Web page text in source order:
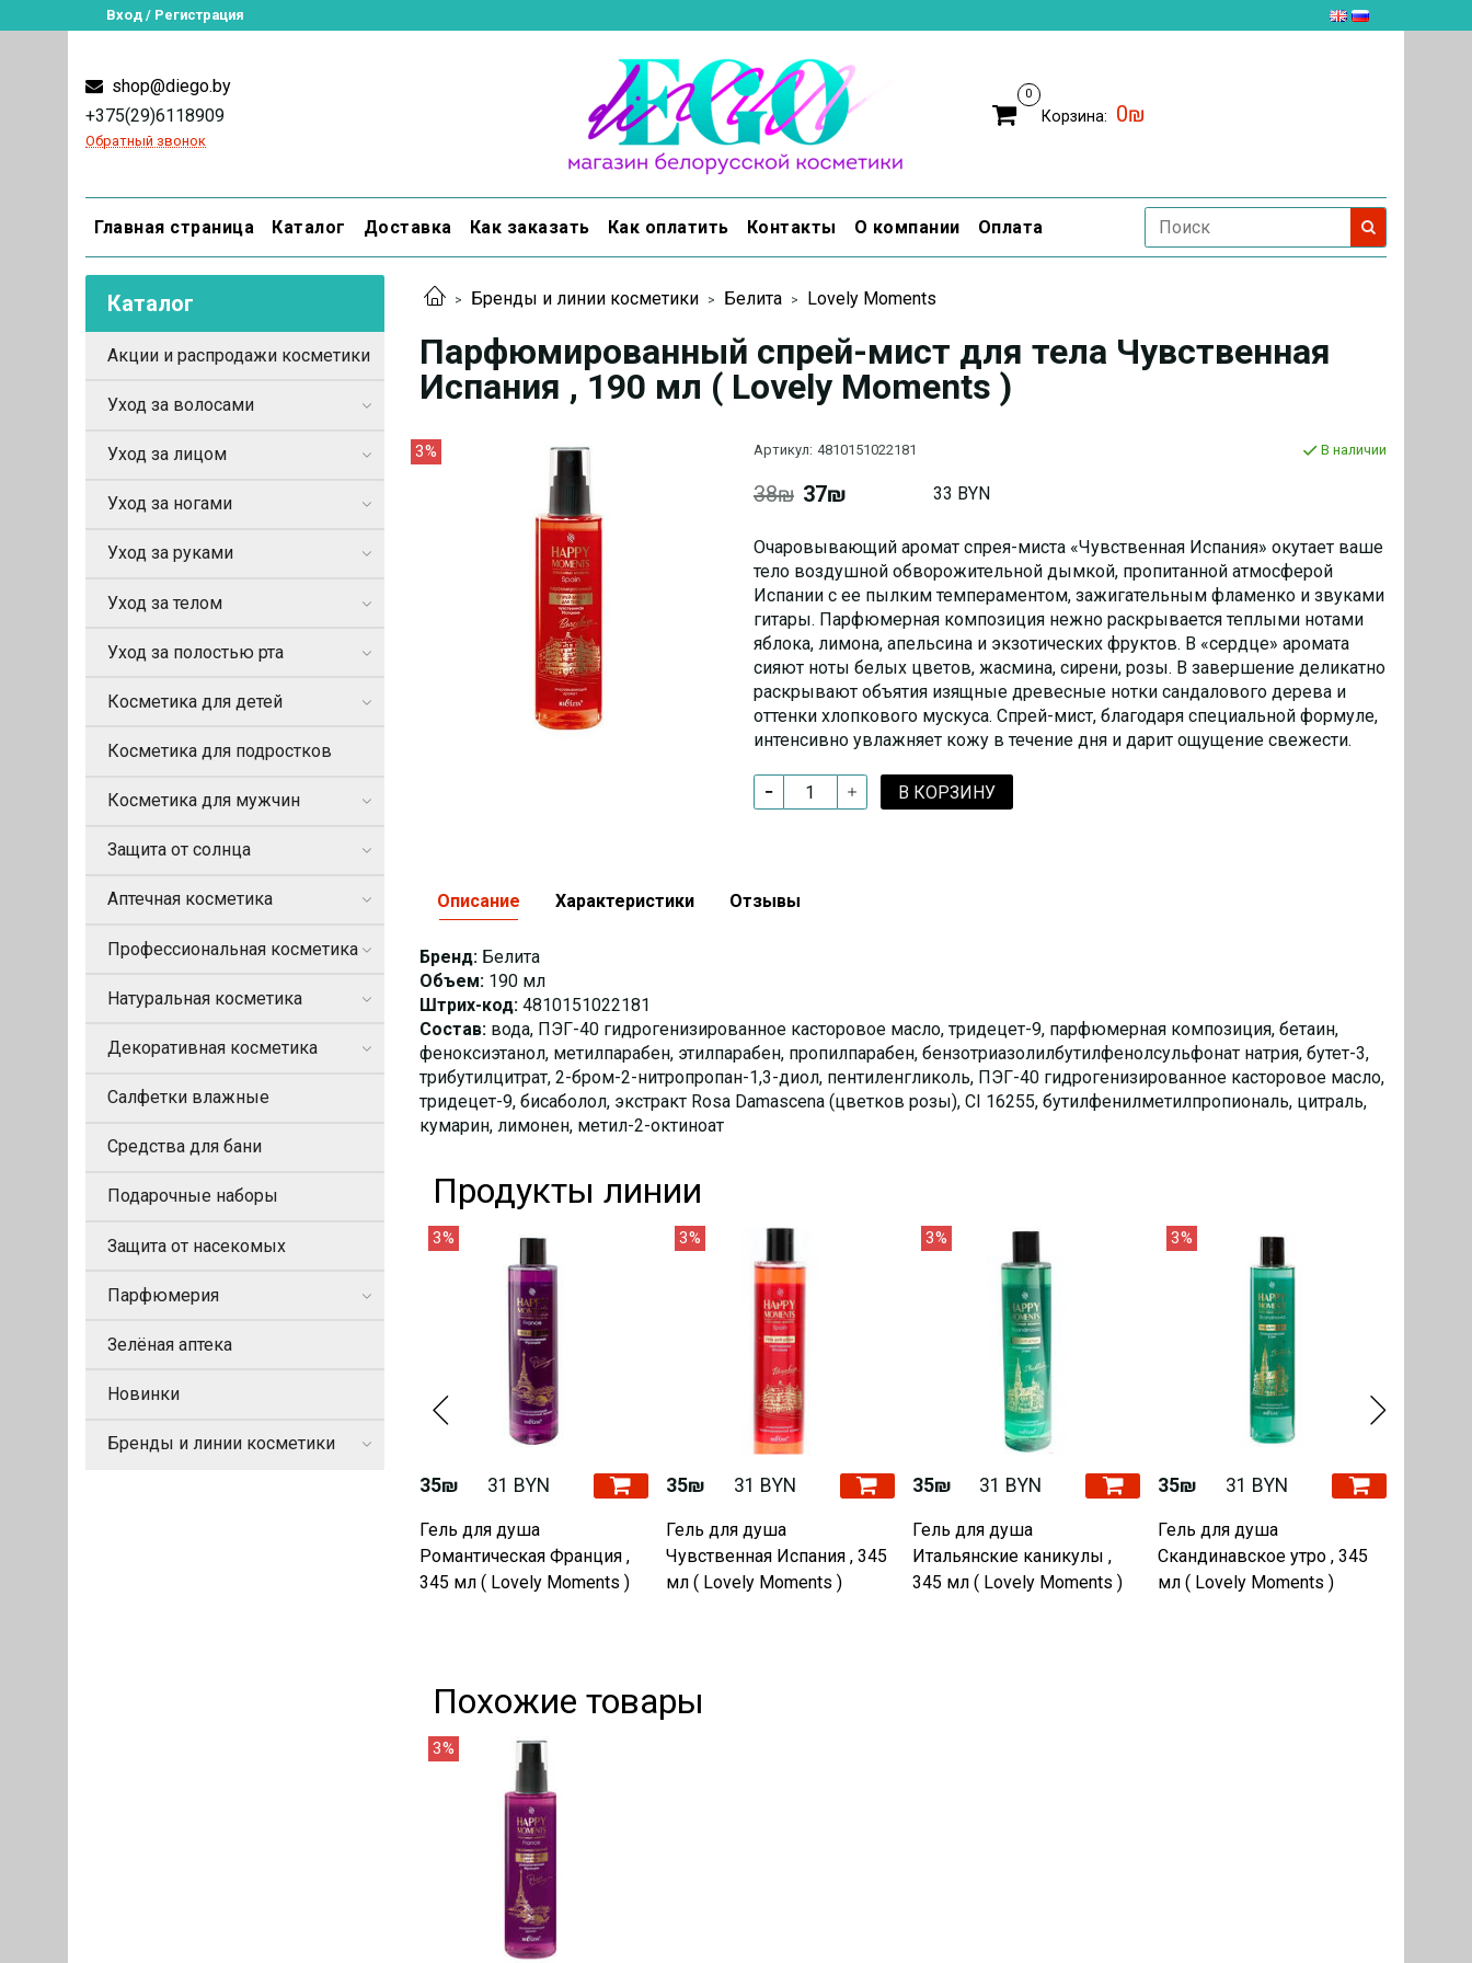
Вход / Регистрация
shop@diego.by
+375(29)6118909
Обратный звонок
0
Корзина: 0₪
Главная страница Каталог Доставка Как заказать Как оплатить Контакты О компании Оплата
Бренды и линии косметики Белита Lovely Moments
Парфюмированный спрей-мист для тела Чувственная
Испания , 190 мл ( Lovely Moments )
3% Артикул: 4810151022181 В наличии
38₪ 37₪ 33 BYN
Очаровывающий аромат спрея-миста «Чувственная Испания» окутает ваше
тело воздушной обворожительной дымкой, пропитанной атмосферой
Испании с ее пылким темпераментом, зажигательным фламенко и звуками
гитары. Парфюмерная композиция нежно раскрывается теплыми нотами
яблока, лимона, апельсина и экзотических фруктов. В «сердце» аромата
сияют ноты белых цветов, жасмина, сирени, розы. В завершение деликатно
раскрывают объятия изящные древесные нотки сандалового дерева и
оттенки хлопкового мускуса. Спрей-мист, благодаря специальной формуле,
интенсивно увлажняет кожу в течение дня и дарит ощущение свежести.
В КОРЗИНУ
Описание
Бренд: Белита
Объем: 190 мл
Штрих-код: 4810151022181
Состав: вода, ПЭГ-40 гидрогенизированное касторовое масло, тридецет-9, парфюмерная композиция, бетаин,
феноксиэтанол, метилпарабен, этилпарабен, пропилпарабен, бензотриазолилбутилфенолсульфонат натрия, бутет-3,
трибутилцитрат, 2-бром-2-нитропропан-1,3-диол, пентиленгликоль, ПЭГ-40 гидрогенизированное касторовое масло,
тридецет-9, бисаболол, экстракт Rosa Damascena (цветков розы), CI 16255, бутилфенилметилпропиональ, цитраль,
кумарин, лимонен, метил-2-октиноат
Характеристики Отзывы
Продукты линии
3%
35₪ 31 BYN
Гель для душа
Романтическая Франция ,
345 мл ( Lovely Moments )
3%
35₪ 31 BYN
Гель для душа
Чувственная Испания , 345
мл ( Lovely Moments )
3%
35₪ 31 BYN
Гель для душа
Итальянские каникулы ,
345 мл ( Lovely Moments )
3%
35₪ 31 BYN
Гель для душа
Скандинавское утро , 345
мл ( Lovely Moments )
Похожие товары
3%
Каталог
Акции и распродажи косметики
Уход за волосами
Уход за лицом
Уход за ногами
Уход за руками
Уход за телом
Уход за полостью рта
Косметика для детей
Косметика для подростков
Косметика для мужчин
Защита от солнца
Аптечная косметика
Профессиональная косметика
Натуральная косметика
Декоративная косметика
Салфетки влажные
Средства для бани
Подарочные наборы
Защита от насекомых
Парфюмерия
Зелёная аптека
Новинки
Бренды и линии косметики